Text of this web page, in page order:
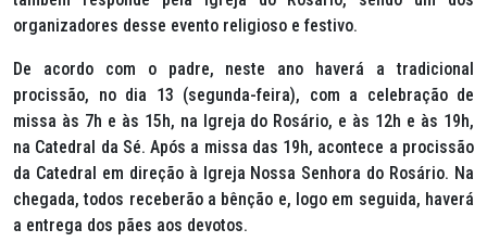
organizadores desse evento religioso e festivo.
De acordo com o padre, neste ano haverá a tradicional
procissão, no dia 13 (segunda-feira), com a celebração de
missa às 7h e às 15h, na Igreja do Rosário, e às 12h e às 19h,
na Catedral da Sé. Após a missa das 19h, acontece a procissão
da Catedral em direção à Igreja Nossa Senhora do Rosário. Na
chegada, todos receberão a bênção e, logo em seguida, haverá
a entrega dos pães aos devotos.